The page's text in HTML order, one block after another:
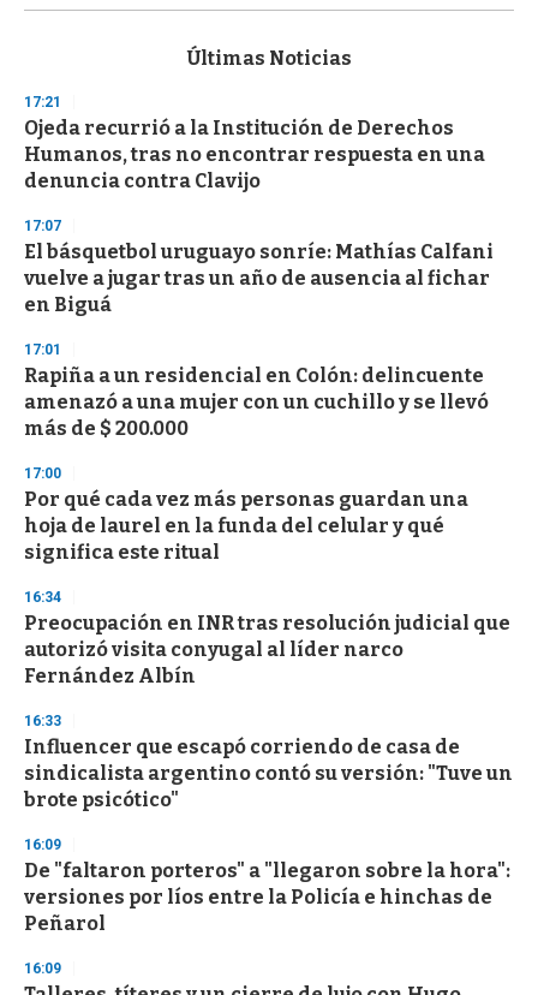
s
d
s
o
f
3
s
e
c
o
n
Últimas Noticias
17:21
Ojeda recurrió a la Institución de Derechos
Humanos, tras no encontrar respuesta en una
denuncia contra Clavijo
17:07
El básquetbol uruguayo sonríe: Mathías Calfani
vuelve a jugar tras un año de ausencia al fichar
en Biguá
17:01
Rapiña a un residencial en Colón: delincuente
amenazó a una mujer con un cuchillo y se llevó
más de $ 200.000
17:00
Por qué cada vez más personas guardan una
hoja de laurel en la funda del celular y qué
significa este ritual
16:34
Preocupación en INR tras resolución judicial que
autorizó visita conyugal al líder narco
Fernández Albín
16:33
Influencer que escapó corriendo de casa de
sindicalista argentino contó su versión: "Tuve un
brote psicótico"
16:09
De "faltaron porteros" a "llegaron sobre la hora":
versiones por líos entre la Policía e hinchas de
Peñarol
16:09